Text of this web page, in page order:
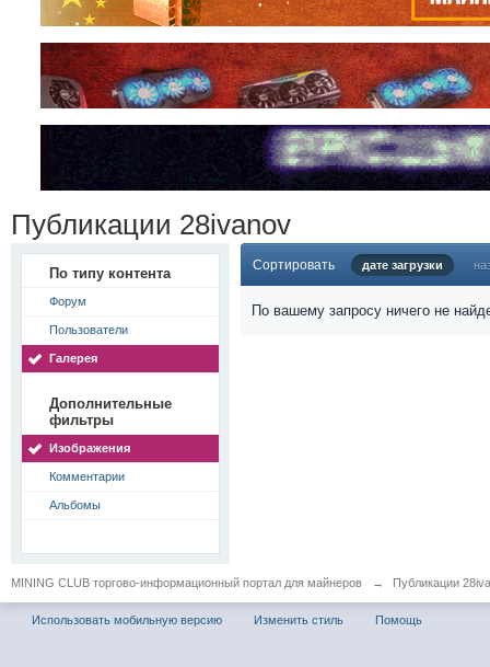
Публикации 28ivanov
По типу контента
Форум
Пользователи
Галерея
Дополнительные
фильтры
Изображения
Комментарии
Альбомы
Сортировать дате загрузки
По вашему запросу ничего не
MINING CLUB торгово-информационный портал для майнеров → Публикации
Использовать мобильную версию Изменить стиль Помощь